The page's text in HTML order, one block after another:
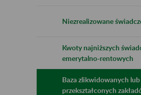
Niezrealizowane
Kwoty najniższych
emerytalno-rentowych
Baza zlikwidowanych lub
przekształconych